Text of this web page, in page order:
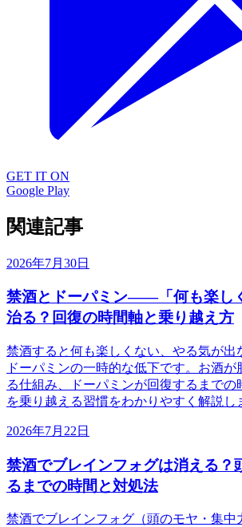
GET IT ON
Google Play
関連記事
2026年7月30日
禁酒とドーパミン——「何も楽し
治る？回復の時間軸と乗り越え方
禁酒すると何も楽しくない、やる気が
ドーパミンの一時的な低下です。お酒
る仕組み、ドーパミンが回復するまでの
を乗り越える習慣をわかりやすく解説し
2026年7月22日
禁酒でブレインフォグは消える？
るまでの時間と対処法
禁酒でブレインフォグ（頭のモヤ・集中